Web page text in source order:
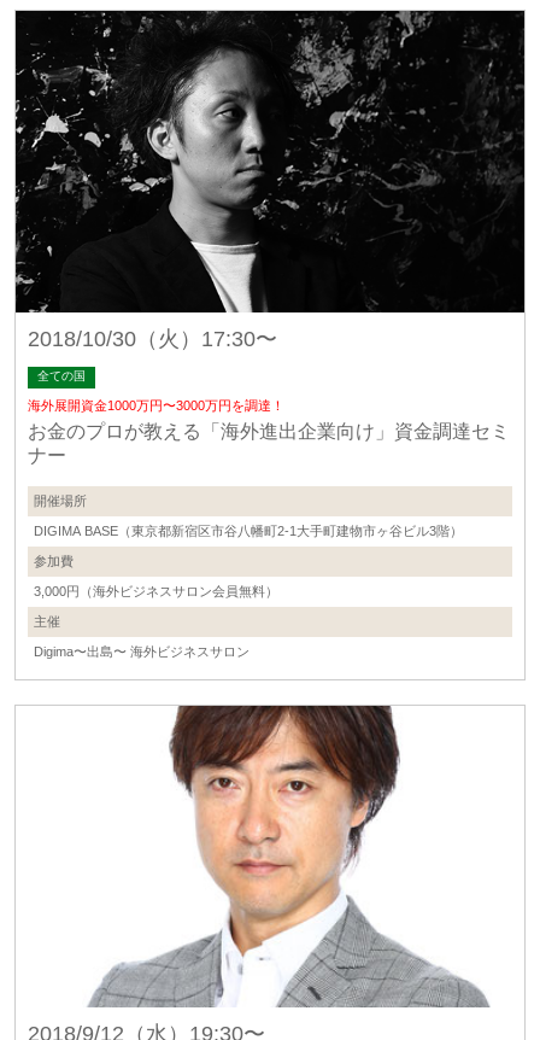
2018/10/30（火）17:30〜
全ての国
海外展開資金1000万円〜3000万円を調達！
お金のプロが教える「海外進出企業向け」資金調達セミ
ナー
開催場所
DIGIMA BASE（東京都新宿区市谷八幡町2-1大手町建物市ヶ谷ビル3階）
参加費
3,000円（海外ビジネスサロン会員無料）
主催
Digima〜出島〜 海外ビジネスサロン
2018/9/12（水）19:30〜